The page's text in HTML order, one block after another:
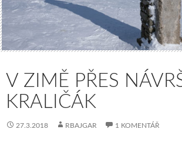
V ZIMĚ PŘES
KRALIČÁK
27.3.2018 RBAJGAR 1 KOMENTÁŘ